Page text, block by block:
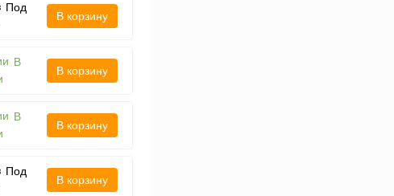
Под
В корзину
В
В корзину
В
В корзину
Под
В корзину